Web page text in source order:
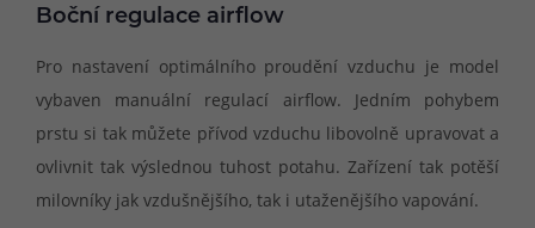
Boční regulace airflow
Pro nastavení optimálního proudění vzduchu je model
vybaven manuální regulací airflow. Jedním pohybem
prstu si tak můžete přívod vzduchu libovolně upravovat a
ovlivnit tak výslednou tuhost potahu. Zařízení tak potěší
milovníky jak vzdušnějšího, tak i utaženějšího vapování.